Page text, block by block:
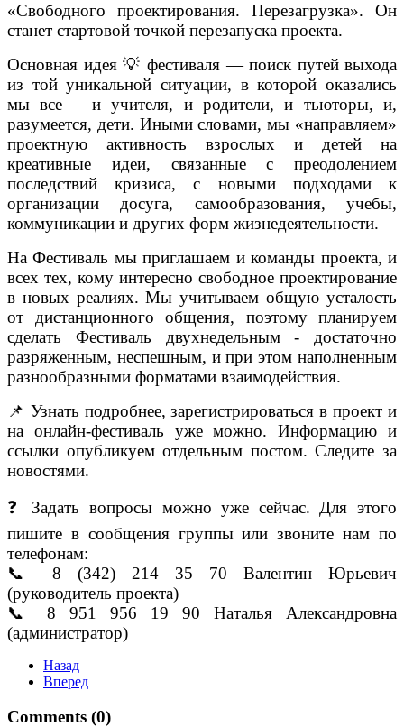
«Свободного проектирования. Перезагрузка». Он
станет стартовой точкой перезапуска проекта.
Основная идея 💡 фестиваля — поиск путей выхода
из той уникальной ситуации, в которой оказались
мы все – и учителя, и родители, и тьюторы, и,
разумеется, дети. Иными словами, мы «направляем»
проектную активность взрослых и детей на
креативные идеи, связанные с преодолением
последствий кризиса, с новыми подходами к
организации досуга, самообразования, учебы,
коммуникации и других форм жизнедеятельности.
На Фестиваль мы приглашаем и команды проекта, и
всех тех, кому интересно свободное проектирование
в новых реалиях. Мы учитываем общую усталость
от дистанционного общения, поэтому планируем
сделать Фестиваль двухнедельным - достаточно
разряженным, неспешным, и при этом наполненным
разнообразными форматами взаимодействия.
📌 Узнать подробнее, зарегистрироваться в проект и
на онлайн-фестиваль уже можно. Информацию и
ссылки опубликуем отдельным постом. Следите за
новостями.
❓
Задать вопросы можно уже сейчас. Для этого
пишите в сообщения группы или звоните нам по
телефонам:
📞
8 (342) 214 35 70 Валентин Юрьевич
(руководитель проекта)
📞
8 951 956 19 90 Наталья Александровна
(администратор)
Назад
Вперед
Comments (0)